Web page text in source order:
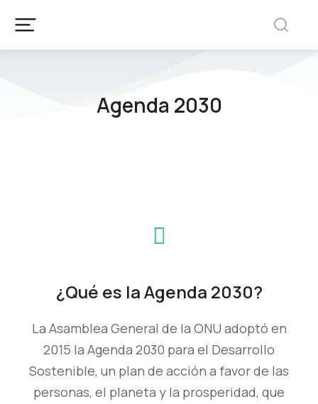
Agenda 2030
¿Qué es la Agenda 2030?
La Asamblea General de la ONU adoptó en
2015 la Agenda 2030 para el Desarrollo
Sostenible, un plan de acción a favor de las
personas, el planeta y la prosperidad, que